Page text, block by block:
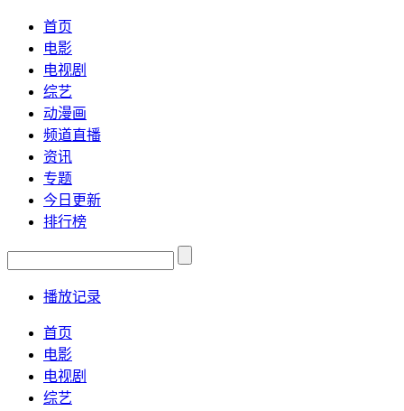
首页
电影
电视剧
综艺
动漫画
频道直播
资讯
专题
今日更新
排行榜
播放记录
首页
电影
电视剧
综艺